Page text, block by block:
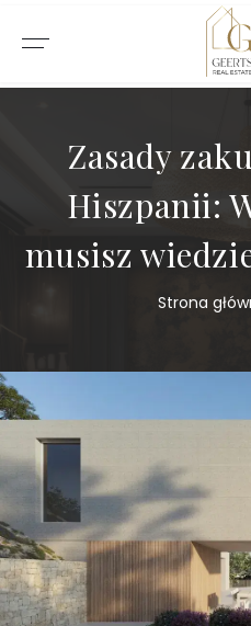
Zasady
Hiszpanii:
musisz
Strona